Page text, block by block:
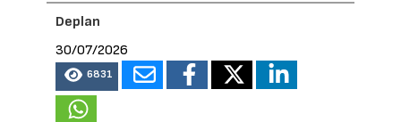
Deplan
30/07/2026
6831